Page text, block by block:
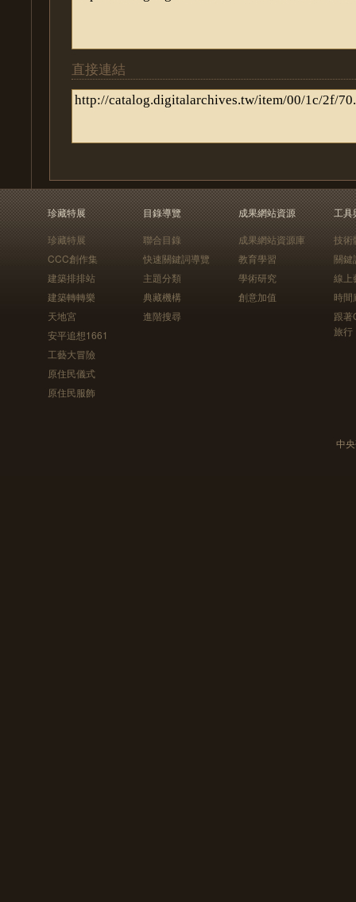
直接連結
珍藏特展
珍藏特展
CCC創作集
建築排排站
建築轉轉樂
天地宮
安平追想1661
工藝大冒險
原住民儀式
原住民服飾
目錄導覽
聯合目錄
快速關鍵詞導覽
主題分類
典藏機構
進階搜尋
成果網站資源
成果網站資源庫
教育學習
學術研究
創意加值
工具
技術
關鍵
線上
時間
跟
旅行
中